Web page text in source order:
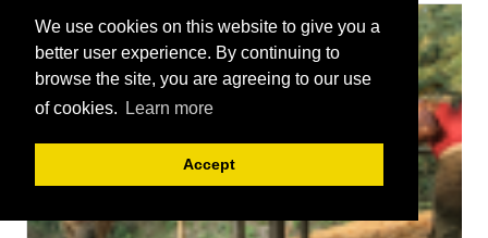
We use cookies on this website to give you a
better user experience. By continuing to
browse the site, you are agreeing to our use
of cookies.
Learn more
Accept